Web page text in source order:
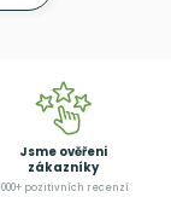
Jsme ověřeni
zákazníky
pozitivních recenzí